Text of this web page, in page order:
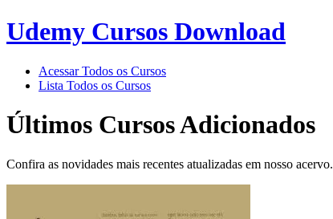
Udemy Cursos Download
Acessar Todos os Cursos
Lista Todos os Cursos
Últimos Cursos Adicionados
Confira as novidades mais recentes atualizadas em nosso acervo.